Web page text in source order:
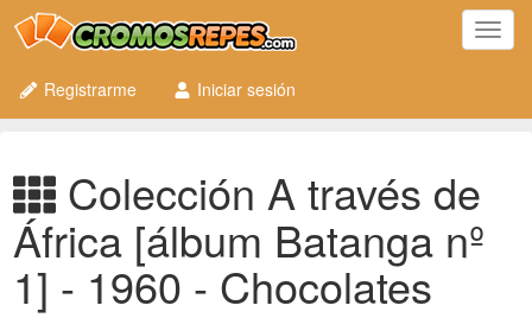
Registrarme
Iniciar sesión
Colección A través de
África [álbum Batanga nº
1] - 1960 - Chocolates